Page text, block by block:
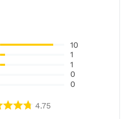
10
1
1
0
0
4.75